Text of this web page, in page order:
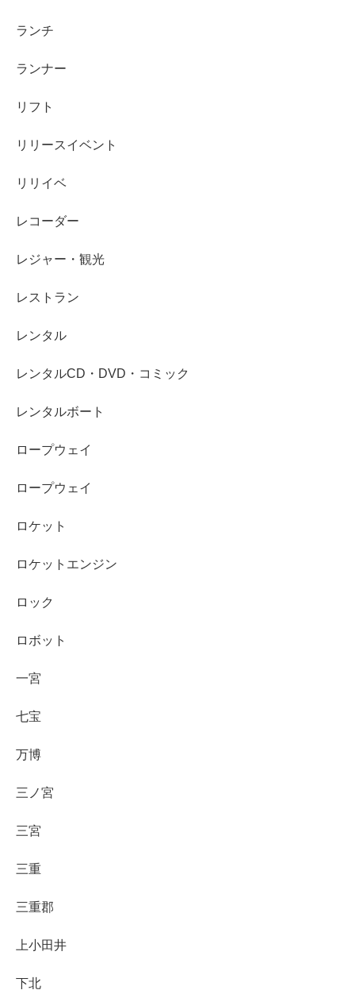
ランチ
ランナー
リフト
リリースイベント
リリイベ
レコーダー
レジャー・観光
レストラン
レンタル
レンタルCD・DVD・コミック
レンタルボート
ロープウェイ
ロープウェイ
ロケット
ロケットエンジン
ロック
ロボット
一宮
七宝
万博
三ノ宮
三宮
三重
三重郡
上小田井
下北